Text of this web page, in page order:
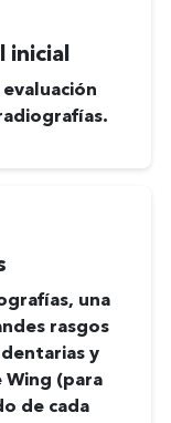
inicial
una
rasgos
y
Wing (para
de cada